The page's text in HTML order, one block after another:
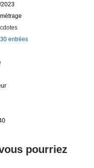
2023
entrées
pourriez